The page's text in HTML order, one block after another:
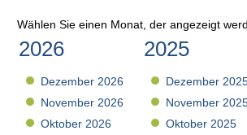
Wählen Sie einen Monat, der angezeigt
2026
Dezember 2026
November 2026
Oktober 2026
2025
Dezember
November
Oktober 2025